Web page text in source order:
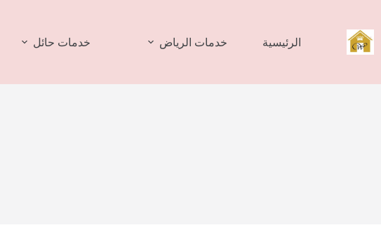
المحتوى
الرئيسية خدمات الرياض خدمات حائل